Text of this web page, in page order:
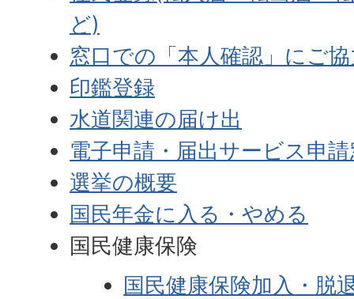
ど)
窓口での「本人確認」にご
印鑑登録
水道関連の届け出
電子申請・届出サービス申
選挙の概要
国民年金に入る・やめる
国民健康保険
国民健康保険加入・脱